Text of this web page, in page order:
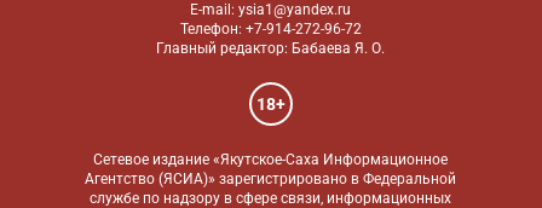
E-mail: ysia1@yandex.ru
Телефон: +7-914-272-96-72
Главный редактор: Бабаева Я. О.
18+
Сетевое издание «Якутское-Саха Информационное
Агентство (ЯСИА)» зарегистрировано в Федеральной
службе по надзору в сфере связи, информационных